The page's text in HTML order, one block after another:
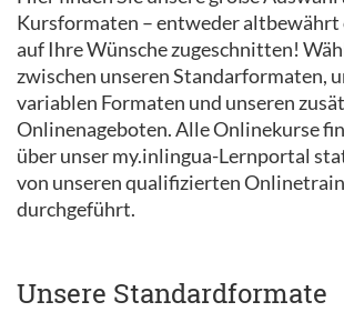
Kursformaten – entweder
auf Ihre Wünsche zugeschnitten!
zwischen unseren Standarformaten,
variablen Formaten und unseren
Onlinenageboten. Alle Onlinekurse
über unser my.inlingua-Lernportal
von unseren qualifizierten
durchgeführt.
Unsere Standardformate